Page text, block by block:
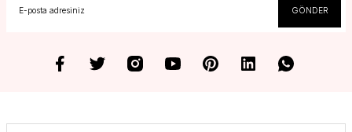
GÖNDER